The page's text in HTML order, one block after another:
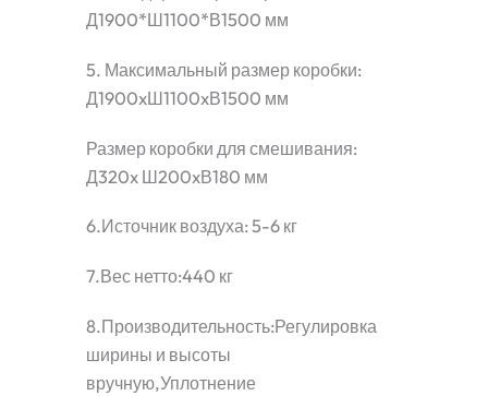
Д1900*Ш1100*В1500 мм
5. Максимальный размер коробки:
Д1900xШ1100xВ1500 мм
Размер коробки для смешивания:
Д320x Ш200xВ180 мм
6.Источник воздуха: 5-6 кг
7.Вес нетто:440 кг
8.Производительность:Регулировка
ширины и высоты
вручную,Уплотнение